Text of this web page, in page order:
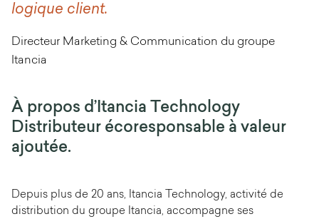
logique client.
Directeur Marketing & Communication du groupe
Itancia
À propos d’Itancia Technology
Distributeur écoresponsable à valeur
ajoutée.
Depuis plus de 20 ans, Itancia Technology, activité de
distribution du groupe Itancia, accompagne ses